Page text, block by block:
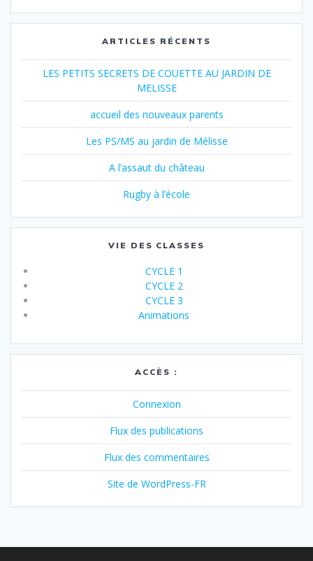
ARTICLES RÉCENTS
LES PETITS SECRETS DE COUETTE AU JARDIN DE
MELISSE
accueil des nouveaux parents
Les PS/MS au jardin de Mélisse
A l’assaut du château
Rugby à l’école
VIE DES CLASSES
CYCLE 1
CYCLE 2
CYCLE 3
Animations
ACCÈS :
Connexion
Flux des publications
Flux des commentaires
Site de WordPress-FR